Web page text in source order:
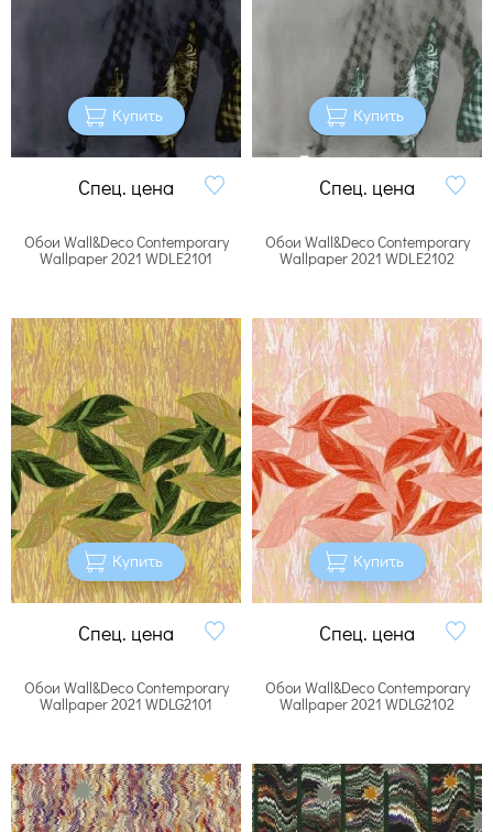
Купить
Спец. цена
Купить
Спец. цена
Обои Wall&Deco Contemporary
Wallpaper 2021 WDLE2101
Купить
Спец. цена
Обои Wall&Deco Contemporary
Wallpaper 2021 WDLE2102
Купить
Спец. цена
Обои Wall&Deco Contemporary
Wallpaper 2021 WDLG2101
Обои Wall&Deco Contemporary
Wallpaper 2021 WDLG2102